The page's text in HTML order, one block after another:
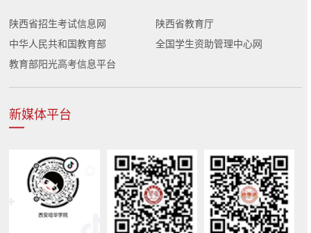
陕西省招生考试信息网
陕西省教育厅
中华人民共和国教育部
全国学生资助管理中心网
教育部阳光高考信息平台
新媒体平台